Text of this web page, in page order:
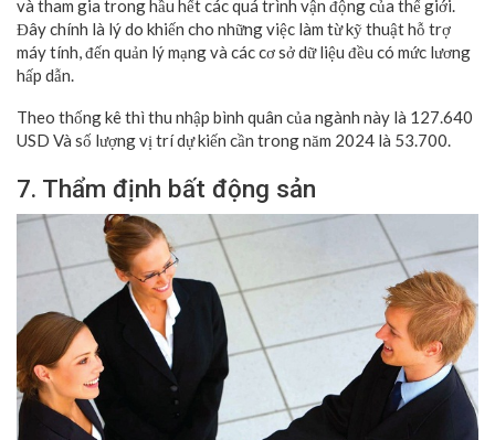
và tham gia trong hầu hết các quá trình vận động của thế giới.
Đây chính là lý do khiến cho những việc làm từ kỹ thuật hỗ trợ
máy tính, đến quản lý mạng và các cơ sở dữ liệu đều có mức lương
hấp dẫn.
Theo thống kê thì thu nhập bình quân của ngành này là 127.640
USD Và số lượng vị trí dự kiến cần trong năm 2024 là 53.700.
7. Thẩm định bất động sản